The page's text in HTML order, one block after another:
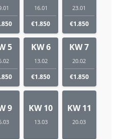
16.01
€1.850
23.01
€1.850
5 KW 6
13.02
€1.850
KW 7
20.02
€1.850
9 KW 10
13.03
KW 11
20.03